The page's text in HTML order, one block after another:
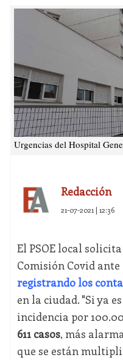
Urgencias del Hospital
Redacción
21-07-2021 | 12:36
El PSOE local
Comisión Covid ante
registrando los
en la ciudad. "Si ya
incidencia por
611 casos, más
que se están